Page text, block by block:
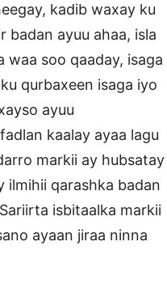
kadib waxay ku
badan ayuu ahaa, isla
waa soo qaaday, isaga
qurbaxeen isaga iyo
ayuu
kaalay ayaa lagu
markii ay hubsatay
ilmihii qarashka badan
isbitaalka markii
ayaan jiraa ninna